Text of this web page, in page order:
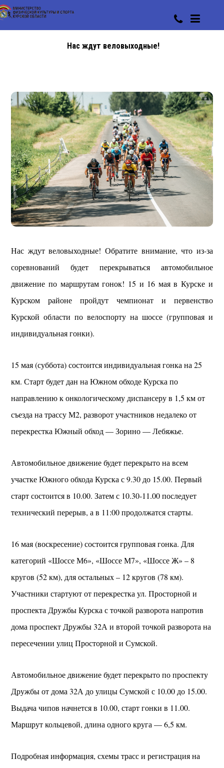
Нас ждут веловыходные!
Нас ждут веловыходные! Обратите внимание, что из-за
соревнований будет перекрываться автомобильное
движение по маршрутам гонок! 15 и 16 мая в Курске и
Курском районе пройдут чемпионат и первенство
Курской области по велоспорту на шоссе (групповая и
индивидуальная гонки).
15 мая (суббота) состоится индивидуальная гонка на 25
км. Старт будет дан на Южном обходе Курска по
направлению к онкологическому диспансеру в 1,5 км от
съезда на трассу М2, разворот участников недалеко от
перекрестка Южный обход — Зорино — Лебяжье.
Автомобильное движение будет перекрыто на всем
участке Южного обхода Курска с 9.30 до 15.00. Первый
старт состоится в 10.00. Затем с 10.30-11.00 последует
технический перерыв, а в 11:00 продолжатся старты.
16 мая (воскресение) состоится групповая гонка. Для
категорий «Шоссе М6», «Шоссе М7», «Шоссе Ж» – 8
кругов (52 км), для остальных – 12 кругов (78 км).
Участники стартуют от перекрестка ул. Просторной и
проспекта Дружбы Курска с точкой разворота напротив
дома проспект Дружбы 32А и второй точкой разворота на
пересечении улиц Просторной и Сумской.
Автомобильное движение будет перекрыто по проспекту
Дружбы от дома 32А до улицы Сумской с 10.00 до 15.00.
Выдача чипов начнется в 10.00, старт гонки в 11.00.
Маршрут кольцевой, длина одного круга — 6,5 км.
Подробная информация, схемы трасс и регистрация на